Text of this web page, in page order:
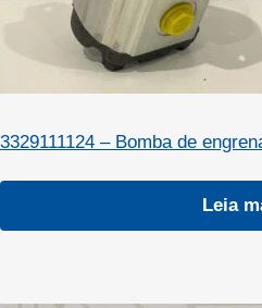
3329111124 – Bomba de
Leia